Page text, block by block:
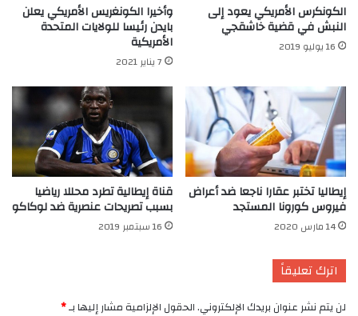
الكونكرس الأمريكي يعود إلى
النبش في قضية خاشقجي
16 يوليو 2019
وأخيرا الكونغريس الأمريكي يعلن
بايدن رئيسا للولايات المتحدة
الأمريكية
7 يناير 2021
إيطاليا تختبر عقارا ناجعا ضد أعراض
فيروس كورونا المستجد
14 مارس 2020
قناة إيطالية تطرد محللا رياضيا
بسبب تصريحات عنصرية ضد لوكاكو
16 سبتمبر 2019
اترك تعليقاً
لن يتم نشر عنوان بريدك الإلكتروني.الحقول الإلزامية مشار إليها بـ*